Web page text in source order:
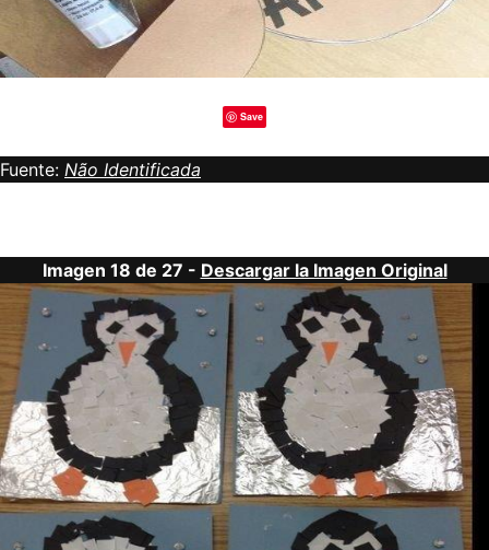
Save
Fuente: Não Identificada
Imagen 18 de 27 - Descargar la Imagen Original